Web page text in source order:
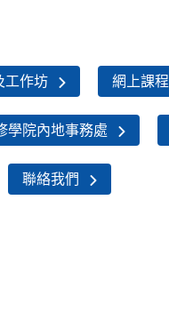
工作坊 網上課程
學院內地事務處
聯絡我們